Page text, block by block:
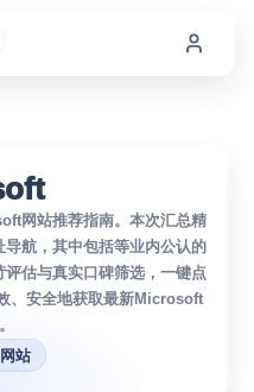
网站推荐指南。本次汇总精
航，其中包括等业内公认的
估与真实口碑筛选，一键点
、安全地获取最新Microsoft
站